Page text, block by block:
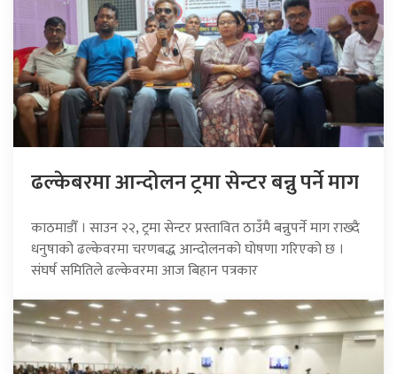
ढल्केबरमा आन्दोलन ट्रमा सेन्टर बन्नु पर्ने माग
काठमाडौँ । साउन २२, ट्रमा सेन्टर प्रस्तावित ठाउँमै बन्नुपर्ने माग राख्दै
धनुषाको ढल्केवरमा चरणबद्ध आन्दोलनको घोषणा गरिएको छ ।
संघर्ष समितिले ढल्केवरमा आज बिहान पत्रकार